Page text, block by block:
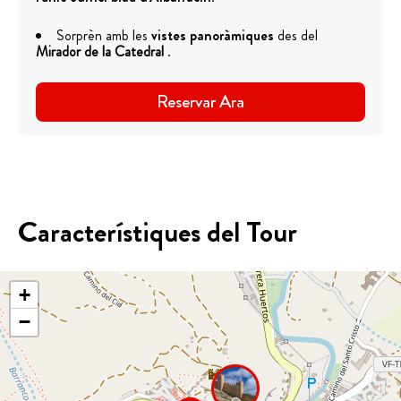
Sorprèn amb les vistes panoràmiques des del
Mirador de la Catedral .
Reservar Ara
Característiques del Tour
+
−